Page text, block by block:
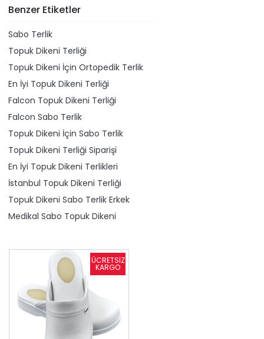
Benzer Etiketler
Sabo Terlik
Topuk Dikeni Terliği
Topuk Dikeni İçin Ortopedik Terlik
En İyi Topuk Dikeni Terliği
Falcon Topuk Dikeni Terliği
Falcon Sabo Terlik
Topuk Dikeni İçin Sabo Terlik
Topuk Dikeni Terliği Siparişi
En İyi Topuk Dikeni Terlikleri
İstanbul Topuk Dikeni Terliği
Topuk Dikeni Sabo Terlik Erkek
Medikal Sabo Topuk Dikeni